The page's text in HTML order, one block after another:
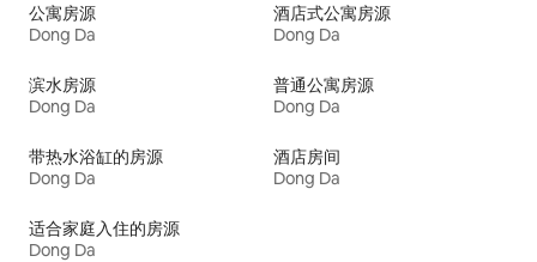
公寓房源
Dong Da
酒店式公寓房源
Dong Da
滨水房源
Dong Da
普通公寓房源
Dong Da
带热水浴缸的房源
Dong Da
酒店房间
Dong Da
适合家庭入住的房源
Dong Da